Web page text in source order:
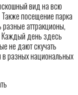
вид на всю
посещение парка
разные аттракционы,
Каждый день здесь
не дают скучать
разных национальных